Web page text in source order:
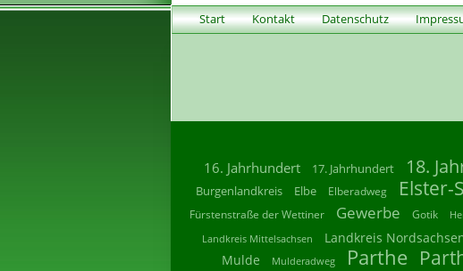
Start Kontakt Datenschutz
16. Jahrhundert 17. Jahrhundert 18.
Burgenlandkreis Elbe Elberadweg Elster-
Fürstenstraße der Wettiner Gewerbe Gotik
Landkreis Mittelsachsen Landkreis
Mulde Mulderadweg Parthe